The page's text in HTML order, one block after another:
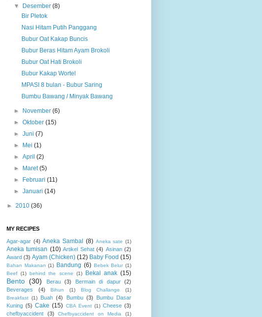
▼ Desember(8)
Bir Pletok
Nasi Hitam Putih Panggang
Bubur Oat Kakap Buncis
Bubur Beras Hitam Ayam Brokoli
Bubur Oat Hati Brokoli
Bubur Kakap Wortel
MPASI 8 bulan - Bubur Saring
Bumbu Bawang / Minyak Bawang
► November(6)
►Oktober(15)
►Juni(7)
► Mei(1)
►April(2)
► Maret(5)
► Februari(11)
►Januari(14)
► 2010 (36)
MY RECIPES
Agar-agar (4) Aneka Sambal (8) Aneka sate (1)
Aneka tumisan (10) Artikel Sehat (4) Asinan (2)
Award (3) Ayam (Chicken) (12) Baby Food (15)
Bahan Makanan (1) Bandung (6) Bebek Belur (1)
Beef (1) behind the scene (1) Bekal anak (15)
Bento (30) Berau (3) Bermain di dapur
(2)
Beverages
(4) Bihun (1) Blog Challange
(1)
Breakfast (1) Buah (4) Bumbu (3)
Bumbu Dasar
Kuning (5) Cake (15) CBA Event (1) Cheese (3)
chefbyaccident
(3) Chefbyaccident on Media
(1)